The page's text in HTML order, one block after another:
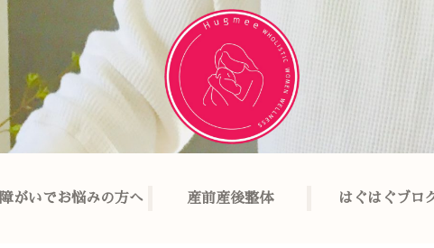
障がいでお悩みの方へ 産前産後整体 はぐはぐブロ